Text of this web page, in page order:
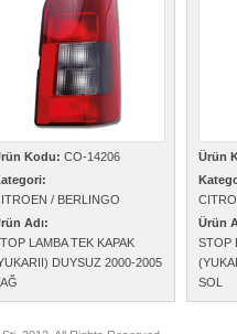
Kodu: CO-14206
/ BERLINGO
Adı:
LAMBA TEK KAPAK
DUYSUZ 2000-2005
Ürün
Ürün
STOP
SOL